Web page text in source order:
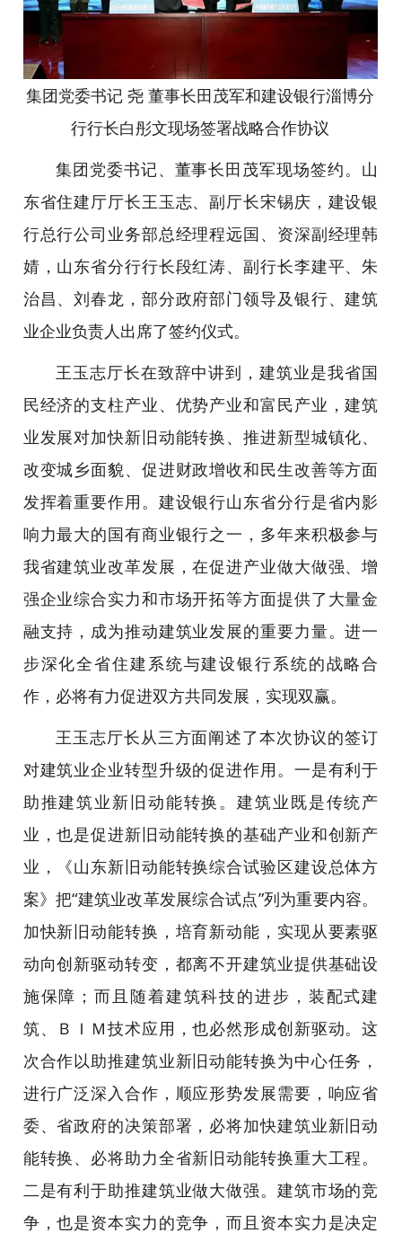
集团党委书记 尧 董事长田茂军和建设银行淄博分
行行长白彤文现场签署战略合作协议
集团党委书记、董事长田茂军现场签约。山
东省住建厅厅长王玉志、副厅长宋锡庆，建设银
行总行公司业务部总经理程远国、资深副经理韩
婧，山东省分行行长段红涛、副行长李建平、朱
治昌、刘春龙，部分政府部门领导及银行、建筑
业企业负责人出席了签约仪式。
王玉志厅长在致辞中讲到，建筑业是我省国
民经济的支柱产业、优势产业和富民产业，建筑
业发展对加快新旧动能转换、推进新型城镇化、
改变城乡面貌、促进财政增收和民生改善等方面
发挥着重要作用。建设银行山东省分行是省内影
响力最大的国有商业银行之一，多年来积极参与
我省建筑业改革发展，在促进产业做大做强、增
强企业综合实力和市场开拓等方面提供了大量金
融支持，成为推动建筑业发展的重要力量。进一
步深化全省住建系统与建设银行系统的战略合
作，必将有力促进双方共同发展，实现双赢。
王玉志厅长从三方面阐述了本次协议的签订
对建筑业企业转型升级的促进作用。一是有利于
助推建筑业新旧动能转换。建筑业既是传统产
业，也是促进新旧动能转换的基础产业和创新产
业，《山东新旧动能转换综合试验区建设总体方
案》把“建筑业改革发展综合试点”列为重要内容。
加快新旧动能转换，培育新动能，实现从要素驱
动向创新驱动转变，都离不开建筑业提供基础设
施保障；而且随着建筑科技的进步，装配式建
筑、ＢＩＭ技术应用，也必然形成创新驱动。这
次合作以助推建筑业新旧动能转换为中心任务，
进行广泛深入合作，顺应形势发展需要，响应省
委、省政府的决策部署，必将加快建筑业新旧动
能转换、必将助力全省新旧动能转换重大工程。
二是有利于助推建筑业做大做强。建筑市场的竞
争，也是资本实力的竞争，而且资本实力是决定